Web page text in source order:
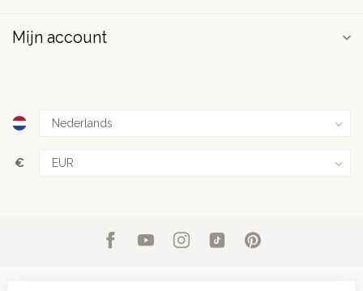
Mijn account
€